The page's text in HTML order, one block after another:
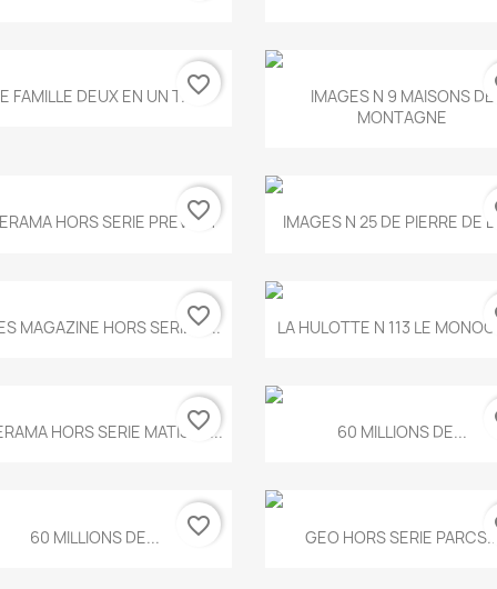
Aperçu rapide
FAMILLE DEUX EN UN T.675
favorite_border Aperçu rapide
IMAGES N 9 MAISONS DE
MONTAGNE
Aperçu rapide
HORS SERIE PREVERT
favorite_border Aperçu rapide
IMAGES N 25 DE PIERRE DE
Aperçu rapide
MAGAZINE HORS SERIE N...
favorite_border Aperçu rapide
LA HULOTTE N 113 LE
Aperçu rapide
HORS SERIE MATISSE...
favorite_border Aperçu rapide
60 MILLIONS DE...
Aperçu rapide
60 MILLIONS DE... favorite_border Aperçu rapide
GEO HORS SERIE